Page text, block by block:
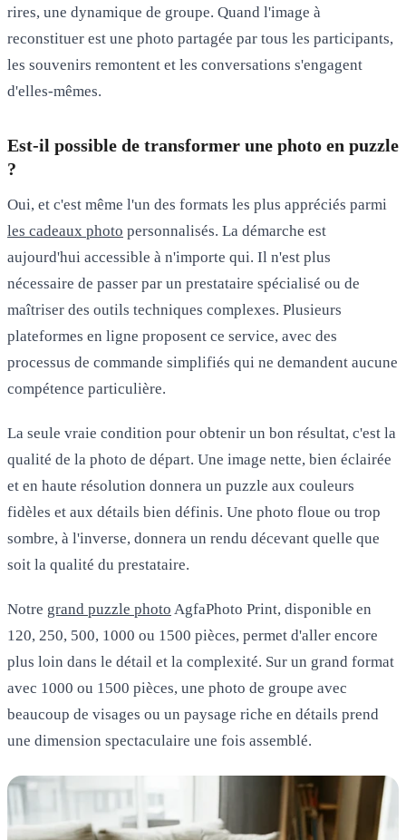
rires, une dynamique de groupe. Quand l'image à
reconstituer est une photo partagée par tous les participants,
les souvenirs remontent et les conversations s'engagent
d'elles-mêmes.
Est-il possible de transformer une photo en puzzle
?
Oui, et c'est même l'un des formats les plus appréciés parmi
les cadeaux photo personnalisés. La démarche est
aujourd'hui accessible à n'importe qui. Il n'est plus
nécessaire de passer par un prestataire spécialisé ou de
maîtriser des outils techniques complexes. Plusieurs
plateformes en ligne proposent ce service, avec des
processus de commande simplifiés qui ne demandent aucune
compétence particulière.
La seule vraie condition pour obtenir un bon résultat, c'est la
qualité de la photo de départ. Une image nette, bien éclairée
et en haute résolution donnera un puzzle aux couleurs
fidèles et aux détails bien définis. Une photo floue ou trop
sombre, à l'inverse, donnera un rendu décevant quelle que
soit la qualité du prestataire.
Notre grand puzzle photo AgfaPhoto Print, disponible en
120, 250, 500, 1000 ou 1500 pièces, permet d'aller encore
plus loin dans le détail et la complexité. Sur un grand format
avec 1000 ou 1500 pièces, une photo de groupe avec
beaucoup de visages ou un paysage riche en détails prend
une dimension spectaculaire une fois assemblé.